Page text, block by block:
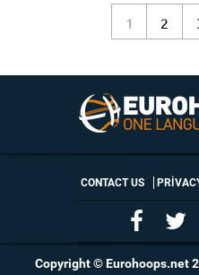
1 2
CONTACT US
Copyright © Eurohoops.net